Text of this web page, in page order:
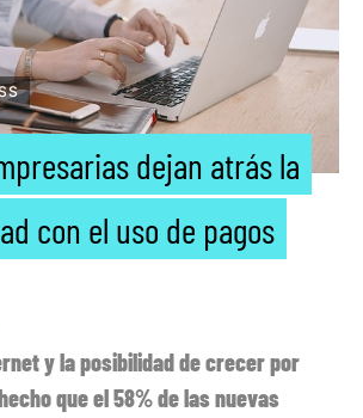
dejan atrás la
con el uso de pagos
y la posibilidad de crecer por
que el 58% de las nuevas